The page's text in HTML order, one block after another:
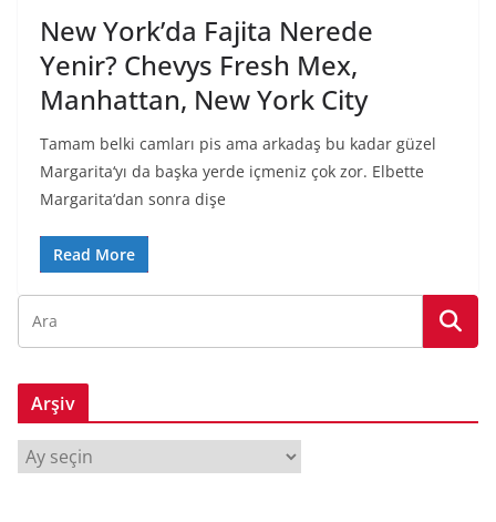
New York’da Fajita Nerede
Yenir? Chevys Fresh Mex,
Manhattan, New York City
Tamam belki camları pis ama arkadaş bu kadar güzel
Margarita‘yı da başka yerde içmeniz çok zor. Elbette
Margarita‘dan sonra dişe
Read More
Arşiv